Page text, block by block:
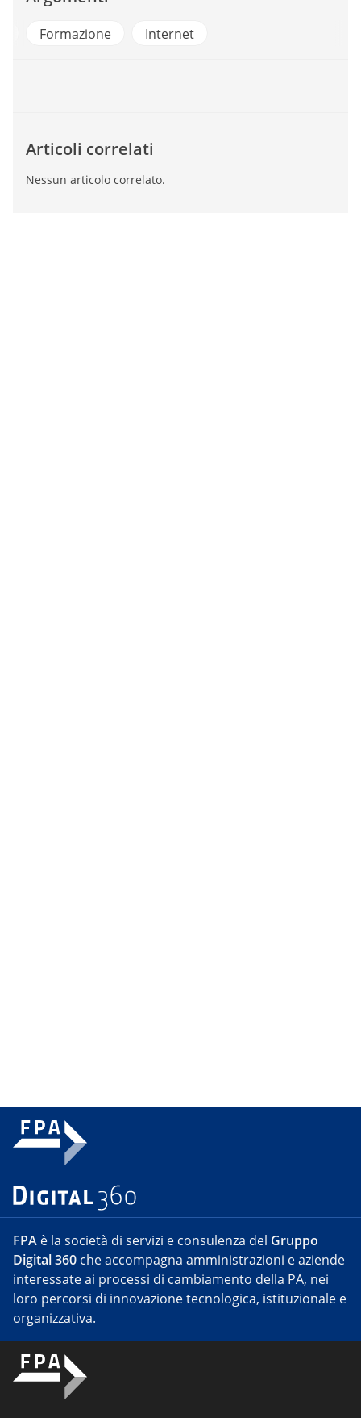
Formazione Internet
Articoli correlati
Nessun articolo correlato.
FPA è la società di servizi e consulenza del Gruppo
Digital 360 che accompagna amministrazioni e aziende
interessate ai processi di cambiamento della PA, nei
loro percorsi di innovazione tecnologica, istituzionale e
organizzativa.